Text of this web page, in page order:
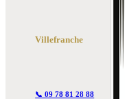
Villefranche
📞 09 78 81 28 88